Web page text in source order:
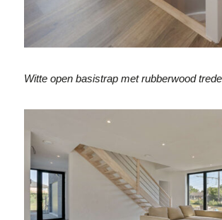
Witte open basistrap met rubberwood